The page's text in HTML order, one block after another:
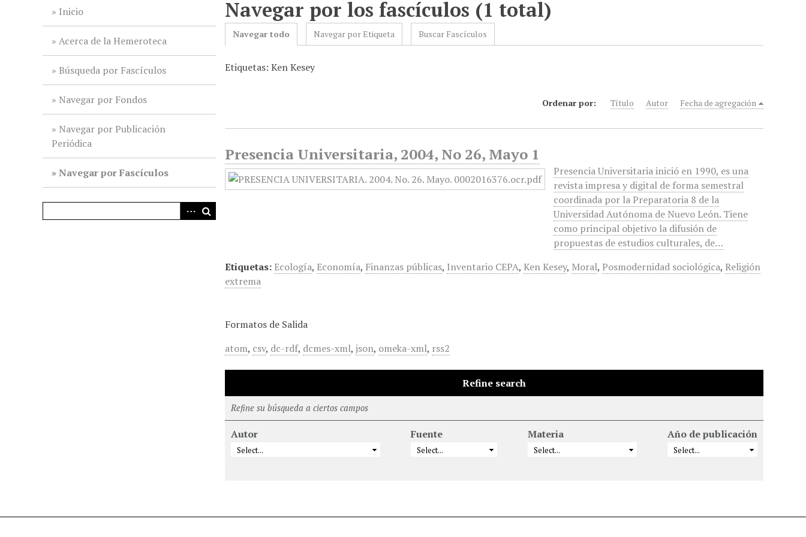
Inicio
Acerca de la Hemeroteca
Búsqueda por Fascículos
Navegar por Fondos
Navegar por Publicación
Periódica
Navegar por Fascículos
Navegar por los fascículos (1 total)
Navegar todo Navegar por Etiqueta Buscar Fascículos
Etiquetas: Ken Kesey
Ordenar por: Título Autor Fecha de agregación
Presencia Universitaria, 2004, No 26, Mayo 1
Presencia Universitaria inició en 1990, es una
revista impresa y digital de forma semestral
coordinada por la Preparatoria 8 de la
Universidad Autónoma de Nuevo León. Tiene
como principal objetivo la difusión de
propuestas de estudios culturales, de…
Etiquetas: Ecología, Economía, Finanzas públicas, Inventario CEPA, Ken Kesey, Moral, Posmodernidad sociológica, Religión
extrema
Formatos de Salida
atom, csv, dc-rdf, dcmes-xml,json, omeka-xml, rss2
Refine search
Refine su búsqueda a ciertos campos
Autor Fuente Materia Año de publicación